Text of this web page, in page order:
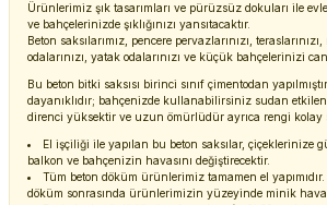
Ürünlerimiz şık tasarımları ve pürüzsüz dokuları ile
ve bahçelerinizde şıklığınızı yansıtacaktır.
Beton saksılarımız, pencere pervazlarınızı,
odalarınızı, yatak odalarınızı ve küçük bahçelerinizi
Bu beton bitki saksısı birinci sınıf çimentodan
dayanıklıdır; bahçenizde kullanabilirsiniz sudan
direnci yüksektir ve uzun ömürlüdür ayrıca rengi kolay
El işçiliği ile yapılan bu beton saksılar, çiçeklerinize
balkon ve bahçenizin havasını değiştirecektir.
Tüm beton döküm ürünlerimiz tamamen el yapımıdır.
döküm sonrasında ürünlerimizin yüzeyinde minik hava